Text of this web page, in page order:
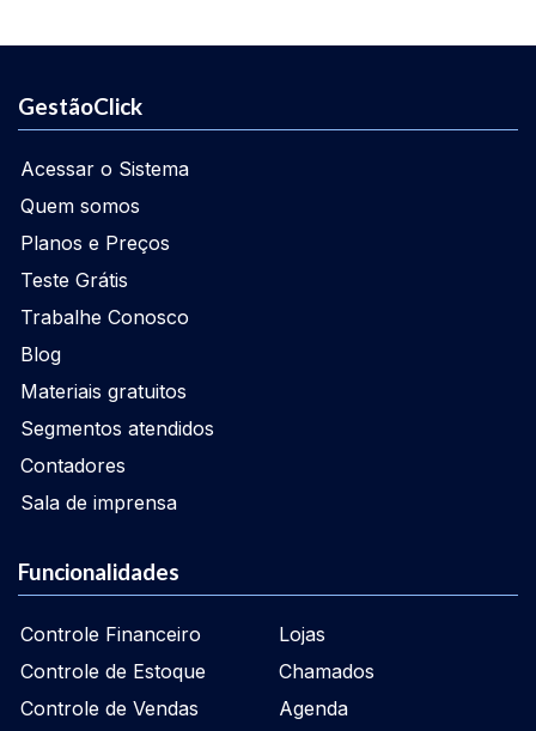
GestãoClick
Acessar o Sistema
Quem somos
Planos e Preços
Teste Grátis
Trabalhe Conosco
Blog
Materiais gratuitos
Segmentos atendidos
Contadores
Sala de imprensa
Funcionalidades
Controle Financeiro
Controle de Estoque
Controle de Vendas
Lojas
Chamados
Agenda